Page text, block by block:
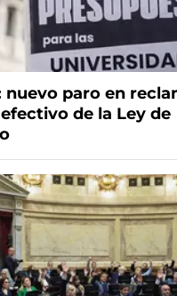
nuevo paro en
de la Ley de